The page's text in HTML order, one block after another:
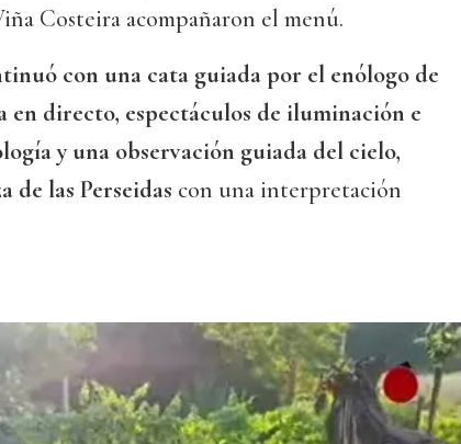
Costeira acompañaron el menú.
con una cata guiada por el enólogo de
en directo, espectáculos de iluminación e
y una observación guiada del cielo,
de las Perseidas con una interpretación